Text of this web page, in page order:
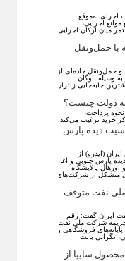
اجرای به‌موقع
اجرایی،
میان ارکان اجرایی
با حمل‌ونقل
حمل‌ونقل جاده‌ای از
به وسیله ناوگان
جابه‌جایی زائران
به دولت چیست؟
پرداخت،
خرید ترغیب می‌کند.
آسیب دیده پارس
(ایدرو) از
پارس جنوبی و آغاز
پالایشگاه
کنسرسیومی متشکل از شرکت‌های
ملی نفت متوقف
ایران گفت: رقم
جریمه شرکت ملی نفت
فروشگاهی و
نگرانی بابت
سایپا از